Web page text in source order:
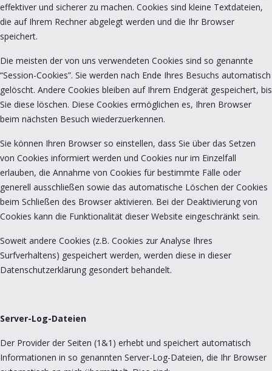
effektiver und sicherer zu machen. Cookies sind kleine Textdateien,
die auf Ihrem Rechner abgelegt werden und die Ihr Browser
speichert.
Die meisten der von uns verwendeten Cookies sind so genannte
“Session-Cookies”. Sie werden nach Ende Ihres Besuchs automatisch
gelöscht. Andere Cookies bleiben auf Ihrem Endgerät gespeichert, bis
Sie diese löschen. Diese Cookies ermöglichen es, Ihren Browser
beim nächsten Besuch wiederzuerkennen.
Sie können Ihren Browser so einstellen, dass Sie über das Setzen
von Cookies informiert werden und Cookies nur im Einzelfall
erlauben, die Annahme von Cookies für bestimmte Fälle oder
generell ausschließen sowie das automatische Löschen der Cookies
beim Schließen des Browser aktivieren. Bei der Deaktivierung von
Cookies kann die Funktionalität dieser Website eingeschränkt sein.
Soweit andere Cookies (z.B. Cookies zur Analyse Ihres
Surfverhaltens) gespeichert werden, werden diese in dieser
Datenschutzerklärung gesondert behandelt.
Server-Log-Dateien
Der Provider der Seiten (1&1) erhebt und speichert automatisch
Informationen in so genannten Server-Log-Dateien, die Ihr Browser